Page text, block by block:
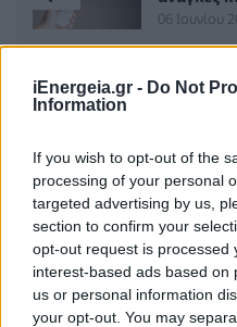
iEnergeia.gr - Do Not
Information
If you wish to opt-out of the
processing of your personal
targeted advertising by us,
section to confirm your
opt-out request is processed
interest-based ads based on
us or personal information
your opt-out. You may
06 Ιουνίου
Κάθε πότε πρέπει να